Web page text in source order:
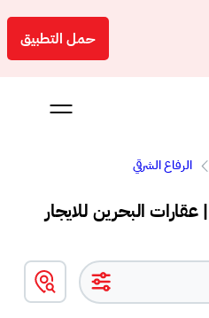
حمل التطبيق
الرفاع الشرقي
عقارات البحرين للايجار